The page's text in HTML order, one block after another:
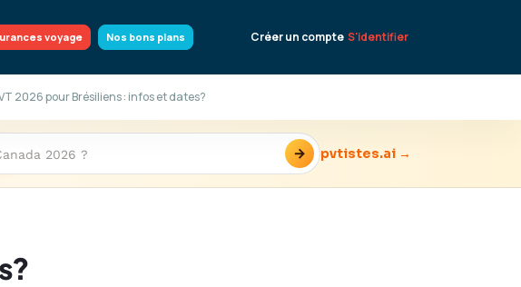
voyage Nos bons plans Créer un compte S'identifier
2026 pour Brésiliens : infos et dates?
→ pvtistes.ai →